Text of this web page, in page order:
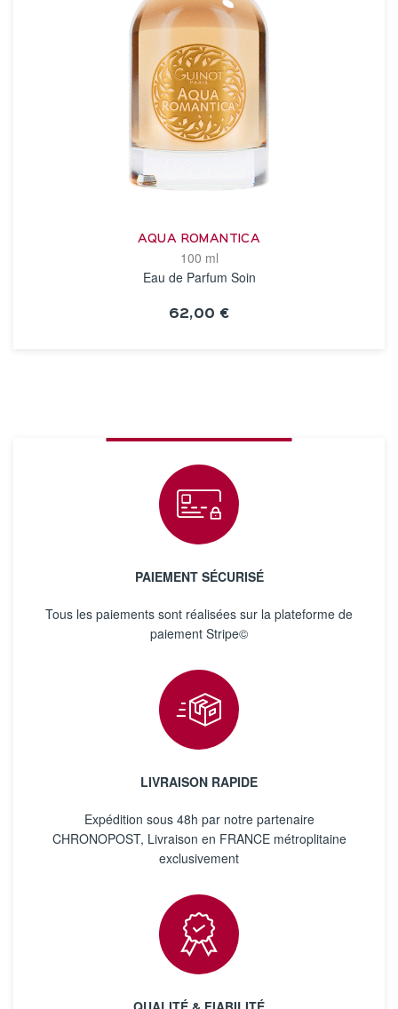
AQUA ROMANTICA
100 ml
Eau de Parfum Soin
62,00 €
PAIEMENT SÉCURISÉ
Tous les paiements sont réalisées sur la plateforme de
paiement Stripe©
LIVRAISON RAPIDE
Expédition sous 48h par notre partenaire
CHRONOPOST, Livraison en FRANCE métroplitaine
exclusivement